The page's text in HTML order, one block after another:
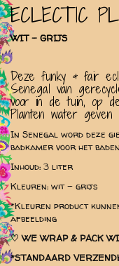
ECLECTIC
WIT - GRIJS
Deze funky & fair
Senegal van
voor in de tuin, op
Planten water
In Senegal word deze
badkamer voor het
Inhoud: 3 liter
Kleuren: wit - grijs
*Kleuren product
afbeelding
♡ WE WRAP & PACK
*STANDAARD